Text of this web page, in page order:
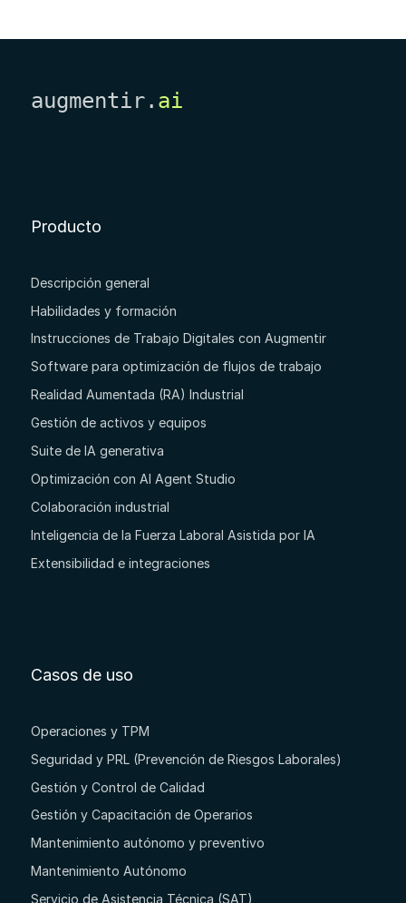
augmentir. ai
Producto
Descripción general
Habilidades y formación
Instrucciones de Trabajo Digitales con Augmentir
Software para optimización de flujos de trabajo
Realidad Aumentada (RA) Industrial
Gestión de activos y equipos
Suite de IA generativa
Optimización con AI Agent Studio
Colaboración industrial
Inteligencia de la Fuerza Laboral Asistida por IA
Extensibilidad e integraciones
Casos de uso
Operaciones y TPM
Seguridad y PRL (Prevención de Riesgos Laborales)
Gestión y Control de Calidad
Gestión y Capacitación de Operarios
Mantenimiento autónomo y preventivo
Mantenimiento Autónomo
Servicio de Asistencia Técnica (SAT)